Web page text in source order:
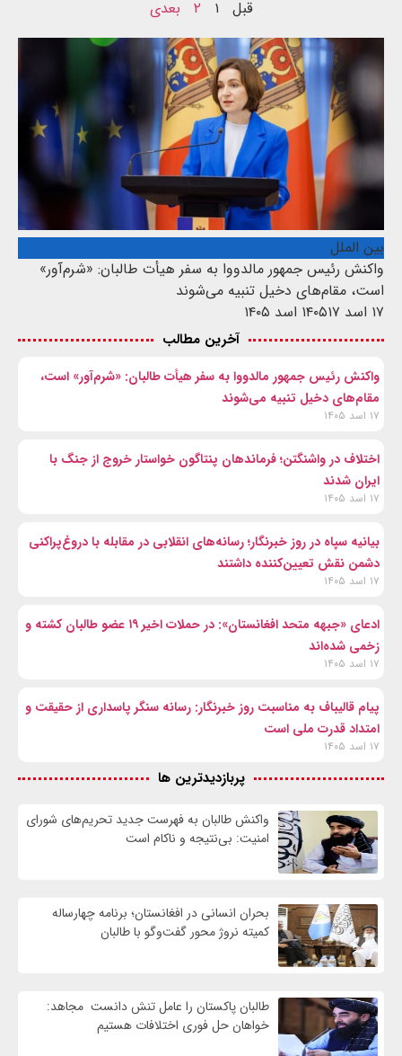
قبل ۱ ۲ بعدی
بین الملل
واکنش رئیس جمهور مالدووا به سفر هیأت طالبان: «شرم‌آور»
است، مقام‌های دخیل تنبیه می‌شوند
۱۷ اسد ۱۴۰۵
۱۷ اسد ۱۴۰۵
آخرین مطالب
واکنش رئیس جمهور مالدووا به سفر هیأت طالبان: «شرم‌آور» است،
مقام‌های دخیل تنبیه می‌شوند
۱۷ اسد ۱۴۰۵
اختلاف در واشنگتن؛ فرماندهان پنتاگون خواستار خروج از جنگ با
ایران شدند
۱۷ اسد ۱۴۰۵
بیانیه سپاه در روز خبرنگار؛ رسانه‌های انقلابی در مقابله با دروغ‌پراکنی
دشمن نقش تعیین‌کننده داشتند
۱۷ اسد ۱۴۰۵
ادعای «جبهه متحد افغانستان»: در حملات اخیر ۱۹ عضو طالبان کشته و
زخمی شده‌اند
۱۷ اسد ۱۴۰۵
پیام قالیباف به مناسبت روز خبرنگار: رسانه سنگر پاسداری از حقیقت و
امتداد قدرت ملی است
۱۷ اسد ۱۴۰۵
پربازدیدترین ها
واكنش طالبان به فهرست جدید تحریم‌های شورای
امنیت: بی‌نتیجه و ناکام است
بحران انسانی در افغانستان؛ برنامه چهار‌ساله
کمیته نروژ محور گفت‌وگو با طالبان
طالبان پاکستان را عامل تنش دانست مجاهد:
خواهان حل فوری اختلافات هستیم